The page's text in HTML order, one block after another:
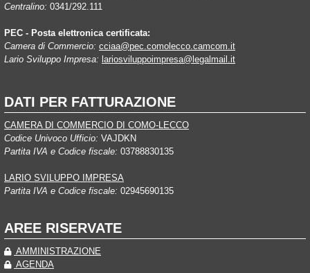
Centralino: 0341/292.111
PEC - Posta elettronica certificata:
Camera di Commercio: cciaa@pec.comolecco.camcom.it
Lario Sviluppo Impresa: lariosviluppoimpresa@legalmail.it
DATI PER FATTURAZIONE
CAMERA DI COMMERCIO DI COMO-LECCO
Codice Univoco Ufficio: VAJDKN
Partita IVA e Codice fiscale: 03788830135
LARIO SVILUPPO IMPRESA
Partita IVA e Codice fiscale: 02945690135
AREE RISERVATE
AMMINISTRAZIONE
AGENDA